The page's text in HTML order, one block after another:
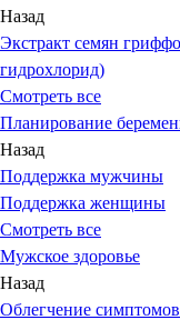
Назад
Экстракт семян
гидрохлорид)
Смотреть все
Планирование
Назад
Поддержка мужчины
Поддержка женщины
Смотреть все
Мужское здоровье
Назад
Облегчение симптомов